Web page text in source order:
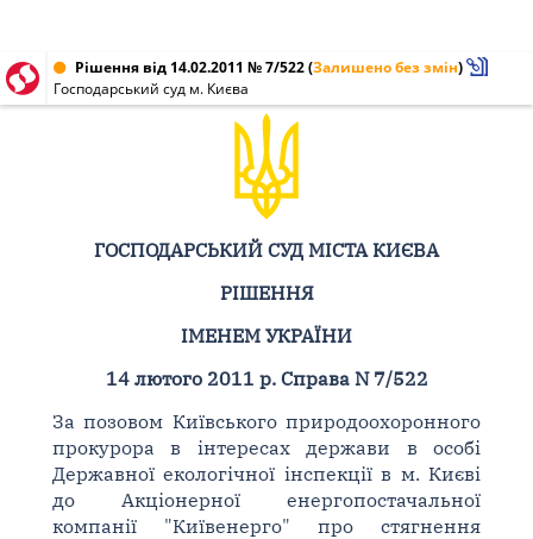
Рішення від 14.02.2011 № 7/522(Залишено без змін)
Господарський суд м. Києва
ГОСПОДАРСЬКИЙ СУД МІСТА КИЄВА
РІШЕННЯ
ІМЕНЕМ УКРАЇНИ
14 лютого 2011 р. Справа N 7/522
За позовом Київського природоохоронного
прокурора в інтересах держави в особі
Державної екологічної інспекції в м. Києві
до Акціонерної енергопостачальної
компанії "Київенерго" про стягнення